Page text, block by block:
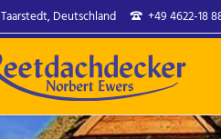
Taarstedt, Deutschland +49 4622-18